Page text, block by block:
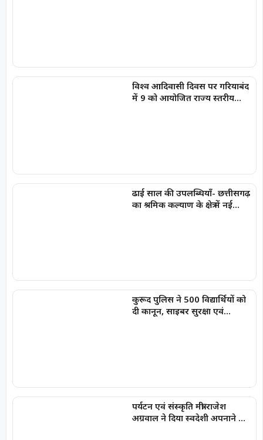
विश्व आदिवासी दिवस पर गरियाबंद
में 9 को आयोजित राज्य स्तरीय
ढाई साल की उपलब्धियाँ- छत्तीसगढ़
का श्रमिक कल्याण के क्षेत्र में नई
कुरूद पुलिस ने 500 विद्यार्थियों को
दी कानून, साइबर सुरक्षा एवं
पर्यटन एवं संस्कृति मंत्री राजेश
अग्रवाल ने दिया स्वदेशी अपनाने का